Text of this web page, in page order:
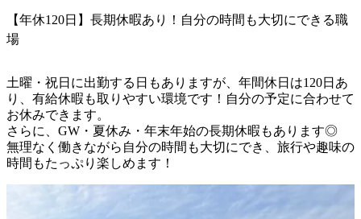
【年休120日】長期休暇あり！自分の時間も大切にできる職
場
土曜・祝日に出勤する日もありますが、年間休日は120日あ
り、有給休暇も取りやすい環境です！自分の予定に合わせて
お休みできます。
さらに、GW・夏休み・年末年始の長期休暇もあります◎
無理なく働きながら自分の時間も大切にでき、旅行や趣味の
時間もたっぷり楽しめます！